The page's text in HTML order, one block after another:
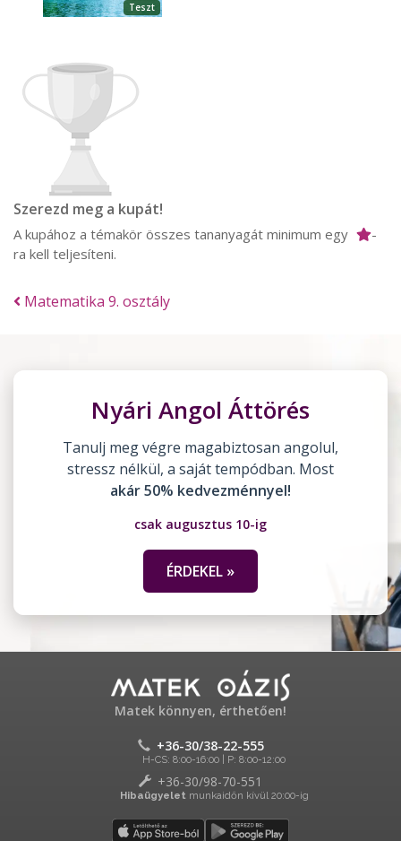
Teszt
Szerezd meg a kupát!
A kupához a témakör összes tananyagát minimum egy
-
ra kell teljesíteni.
Matematika 9. osztály
Nyári Angol Áttörés
Tanulj meg végre magabiztosan angolul,
stressz nélkül, a saját tempódban. Most
akár 50% kedvezménnyel!
csak augusztus 10-ig
ÉRDEKEL »
Matek könnyen, érthetően!
+36-30/38-22-555
H-CS: 8:00-16:00 | P: 8:00-12:00
+36-30/98-70-551
Hibaügyeletmunkaidőn kívül 20:00-ig